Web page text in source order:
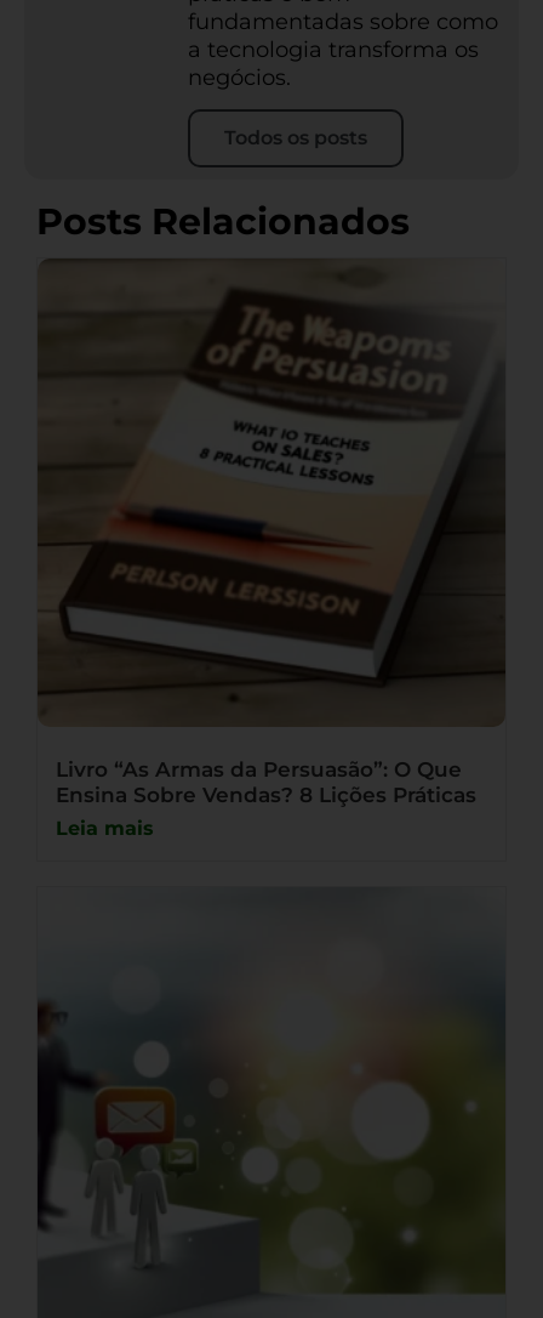
fundamentadas sobre como
a tecnologia transforma os
negócios.
Todos os posts
Posts Relacionados
Livro “As Armas da Persuasão”: O Que
Ensina Sobre Vendas? 8 Lições Práticas
Leia mais